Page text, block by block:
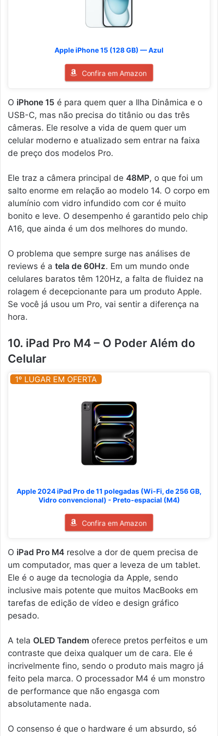
Apple iPhone 15 (128 GB) — Azul
Confira em Amazon
O iPhone 15 é para quem quer a Ilha Dinâmica e o
USB-C, mas não precisa do titânio ou das três
câmeras. Ele resolve a vida de quem quer um
celular moderno e atualizado sem entrar na faixa
de preço dos modelos Pro.
Ele traz a câmera principal de 48MP, o que foi um
salto enorme em relação ao modelo 14. O corpo em
alumínio com vidro infundido com cor é muito
bonito e leve. O desempenho é garantido pelo chip
A16, que ainda é um dos melhores do mundo.
O problema que sempre surge nas análises de
reviews é a tela de 60Hz. Em um mundo onde
celulares baratos têm 120Hz, a falta de fluidez na
rolagem é decepcionante para um produto Apple.
Se você já usou um Pro, vai sentir a diferença na
hora.
10. iPad Pro M4 – O Poder Além do
Celular
1º LUGAR EM OFERTA
Apple 2024 iPad Pro de 11 polegadas (Wi-Fi, de 256 GB,
Vidro convencional) - Preto-espacial (M4)
Confira em Amazon
O iPad Pro M4 resolve a dor de quem precisa de
um computador, mas quer a leveza de um tablet.
Ele é o auge da tecnologia da Apple, sendo
inclusive mais potente que muitos MacBooks em
tarefas de edição de vídeo e design gráfico
pesado.
A tela OLED Tandem oferece pretos perfeitos e um
contraste que deixa qualquer um de cara. Ele é
incrivelmente fino, sendo o produto mais magro já
feito pela marca. O processador M4 é um monstro
de performance que não engasga com
absolutamente nada.
O consenso é que o hardware é um absurdo, só